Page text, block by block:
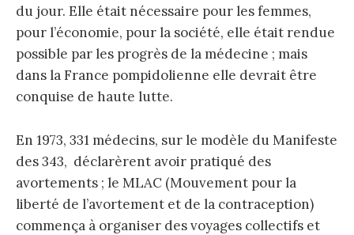
du jour. Elle était nécessaire pour les femmes,
pour l’économie, pour la société, elle était rendue
possible par les progrès de la médecine ; mais
dans la France pompidolienne elle devrait être
conquise de haute lutte.
En 1973, 331 médecins, sur le modèle du Manifeste
des 343, déclarèrent avoir pratiqué des
avortements ; le MLAC (Mouvement pour la
liberté de l’avortement et de la contraception)
commença à organiser des voyages collectifs et